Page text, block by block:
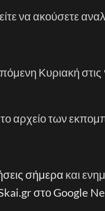
να ακούσετε
Κυριακή
το αρχείο των
σήμερα και
στο Google